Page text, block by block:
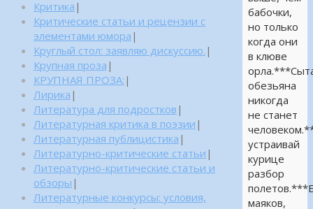
бабочки,
но только
когда они
в клюве
обезьяна
никогда
не станет
устраивай
курице
разбор
маяков,
Критика |
Критические статьи и рецензии с
элементами юмора |
Круглый стол: заявляю дискуссию. |
Крупная проза |
КРУПНАЯ ПРОЗА: |
Лирика |
Литература для подростков |
Литературная критика в поэзии |
Литературная публицистика |
Литературно-критические статьи |
Литературно-критические статьи и
обзоры |
Литературные конкурсы: условия,